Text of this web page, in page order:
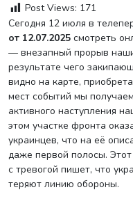
Post Views: 171
Сегодня 12 июля в
от 12.07.2025 смотреть
— внезапный прорыв
результате чего
видно на карте,
мест событий мы
активного наступления
этом участке фронта
украинцев, что на её
даже первой полосы.
с тревогой пишет, что
теряют линию обороны.